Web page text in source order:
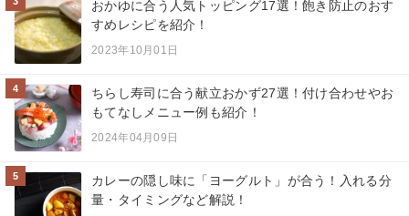
おかゆに合う人気トッピング17選！飽き防止のおす
すめレシピを紹介！
2023年10月01日
4
ちらし寿司に合う献立おかず27選！付け合わせやお
もてなしメニュー例も紹介！
2024年04月09日
5
カレーの隠し味に「ヨーグルト」が合う！入れる分
量・タイミングなど解説！